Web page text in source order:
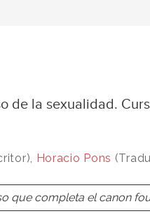
de la sexualidad.
Horacio Pons
que completa el canon